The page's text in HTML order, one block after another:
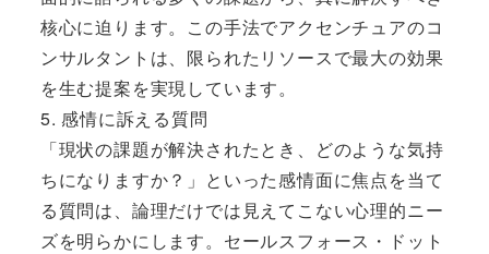
核心に迫ります。この手法でアクセンチュアのコ
ンサルタントは、限られたリソースで最大の効果
を生む提案を実現しています。
5. 感情に訴える質問
「現状の課題が解決されたとき、どのような気持
ちになりますか？」といった感情面に焦点を当て
る質問は、論理だけでは見えてこない心理的ニー
ズを明らかにします。セールスフォース・ドット